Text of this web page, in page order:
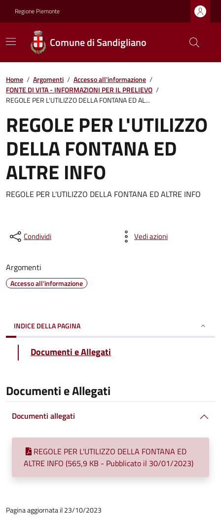
Regione Piemonte
Comune di Sandigliano
Home / Argomenti / Accesso all'informazione /
FONTE DI VITA - INFORMAZIONI PER IL PRELIEVO /
REGOLE PER L'UTILIZZO DELLA FONTANA ED AL...
REGOLE PER L'UTILIZZO
DELLA FONTANA ED
ALTRE INFO
REGOLE PER L'UTILIZZO DELLA FONTANA ED ALTRE INFO
Condividi Vedi azioni
Argomenti
Accesso all'informazione
INDICE DELLA PAGINA
Documenti e Allegati
Documenti e Allegati
Documenti allegati
REGOLE PER L'UTILIZZO DELLA FONTANA ED
ALTRE INFO (565,9 KB - Pubblicato il 30/01/2023)
Pagina aggiornata il 23/10/2023